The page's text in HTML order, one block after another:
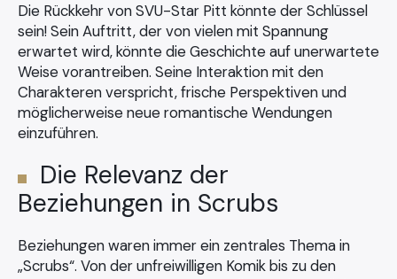
Die Rückkehr von SVU-Star Pitt könnte der Schlüssel
sein! Sein Auftritt, der von vielen mit Spannung
erwartet wird, könnte die Geschichte auf unerwartete
Weise vorantreiben. Seine Interaktion mit den
Charakteren verspricht, frische Perspektiven und
möglicherweise neue romantische Wendungen
einzuführen.
Die Relevanz der
Beziehungen in Scrubs
Beziehungen waren immer ein zentrales Thema in
„Scrubs“. Von der unfreiwilligen Komik bis zu den